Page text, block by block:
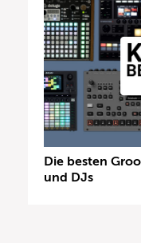
Die besten
und DJs